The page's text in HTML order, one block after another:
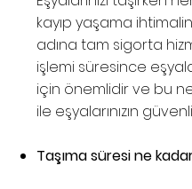
kayıp yaşama
adına tam sigorta
işlemi süresince
için önemlidir ve bu
ile eşyalarınızın
Taşıma süresi ne